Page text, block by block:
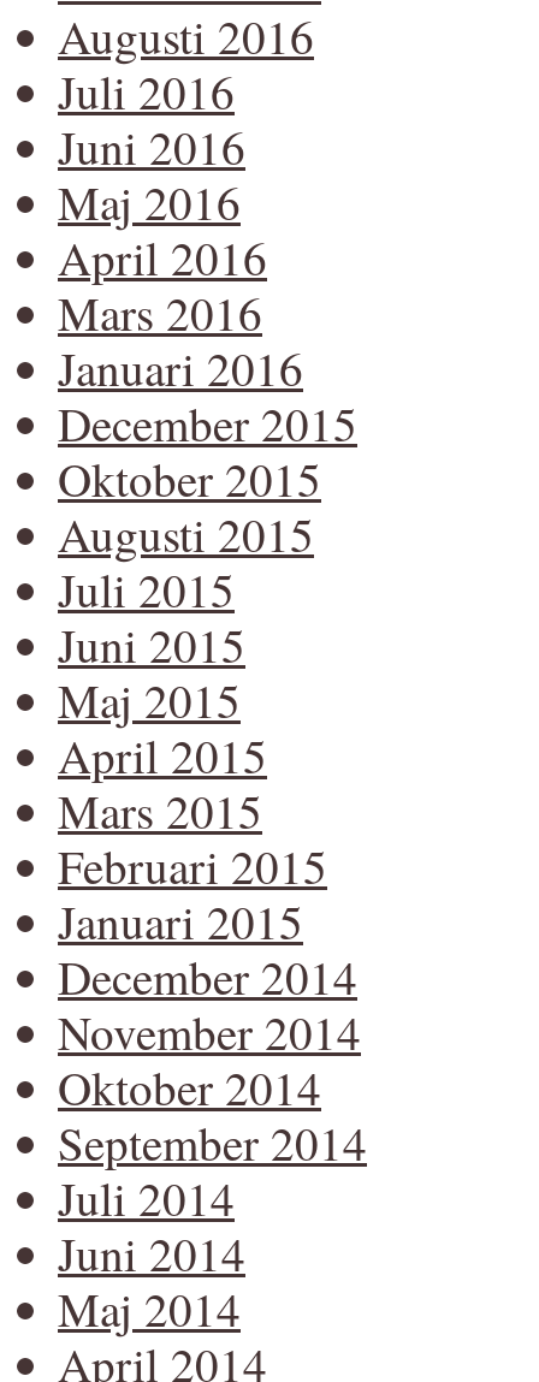
Augusti 2016
Juli 2016
Juni 2016
Maj 2016
April 2016
Mars 2016
Januari 2016
December 2015
Oktober 2015
Augusti 2015
Juli 2015
Juni 2015
Maj 2015
April 2015
Mars 2015
Februari 2015
Januari 2015
December 2014
November 2014
Oktober 2014
September 2014
Juli 2014
Juni 2014
Maj 2014
April 2014